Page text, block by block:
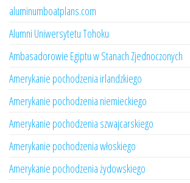
aluminumboatplans.com
Alumni Uniwersytetu Tohoku
Ambasadorowie Egiptu w Stanach Zjednoczonych
Amerykanie pochodzenia irlandzkiego
Amerykanie pochodzenia niemieckiego
Amerykanie pochodzenia szwajcarskiego
Amerykanie pochodzenia włoskiego
Amerykanie pochodzenia żydowskiego